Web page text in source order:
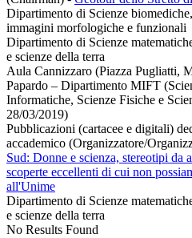
Dipartimento di Scienze
immagini morfologiche e funzionali
Dipartimento di Scienze
e scienze della terra
Aula Cannizzaro (Piazza Pugliatti,
Papardo – Dipartimento MIFT
Informatiche, Scienze Fisiche e
28/03/2019)
Pubblicazioni (cartacee e digitali)
accademico (Organizzatore/
Sud: Donne e scienza, stereotipi da
scoperte eccellenti di cui non
all'Unime
Dipartimento di Scienze
e scienze della terra
No Results Found